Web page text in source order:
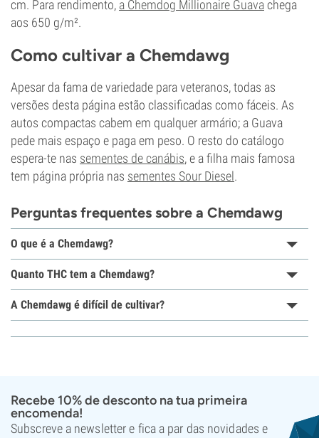
cm. Para rendimento, a Chemdog Millionaire Guavachega
aos 650 g/m².
Como cultivar a Chemdawg
Apesar da fama de variedade para veteranos, todas as
versões desta página estão classificadas como fáceis. As
autos compactas cabem em qualquer armário; a Guava
pede mais espaço e paga em peso. O resto do catálogo
espera-te nas sementes de canábis, e a filha mais famosa
tem página própria nas sementes Sour Diesel.
Perguntas frequentes sobre a Chemdawg
O que é a Chemdawg?
Quanto THC tem a Chemdawg?
A Chemdawg é difícil de cultivar?
Recebe 10% de desconto na tua primeira
encomenda!
Subscreve a newsletter e fica a par das novidades e